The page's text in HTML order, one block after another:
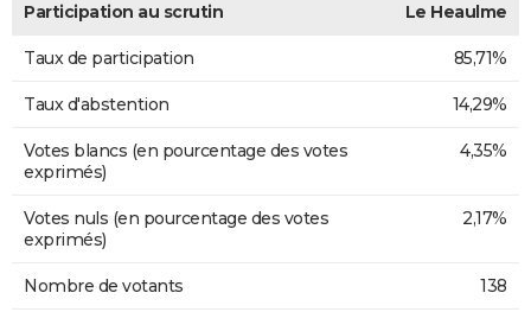
Participation au scrutin Le Heaulme
Taux de participation 85,71%
Taux d'abstention 14,29%
Votes blancs (en pourcentage des votes
exprimés)
4,35%
Votes nuls (en pourcentage des votes
exprimés)
2,17%
Nombre de votants 138